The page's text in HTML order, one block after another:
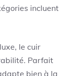
incluent
le cuir
Parfait
bien à la